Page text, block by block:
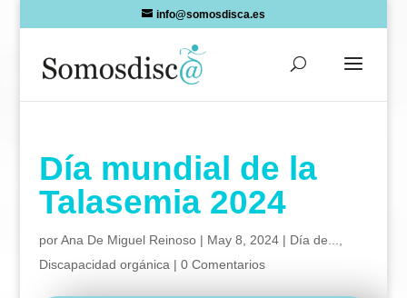
info@somosdisca.es
Día mundial de la
Talasemia 2024
porAna De Miguel Reinoso| May 8, 2024| Día de...
Discapacidad orgánica | 0 Comentarios